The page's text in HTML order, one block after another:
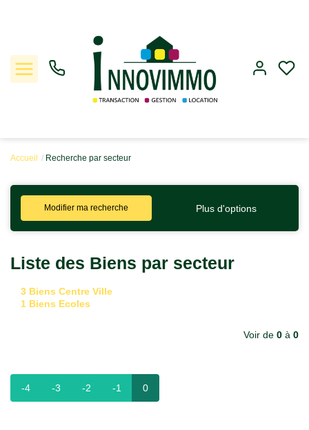
Locations
Gestion
Estimation
Accueil Recherche par secteur
Modifier ma recherche Plus d'options
Liste des Biens par secteur
3 Biens Centre Ville
1 Biens Ecoles
Voir de 0 à 0
-4 -3 -2 -1 0